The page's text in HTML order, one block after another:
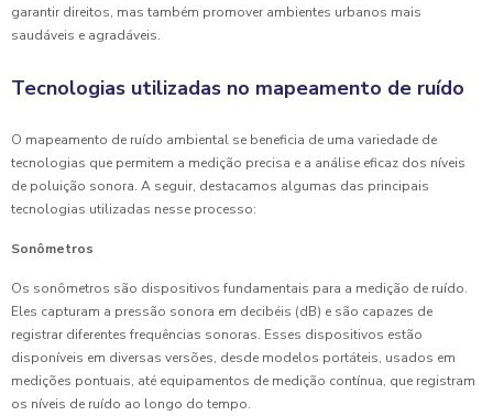
garantir direitos, mas também promover ambientes urbanos mais
saudáveis e agradáveis.
Tecnologias utilizadas no mapeamento de ruído
O mapeamento de ruído ambiental se beneficia de uma variedade de
tecnologias que permitem a medição precisa e a análise eficaz dos níveis
de poluição sonora. A seguir, destacamos algumas das principais
tecnologias utilizadas nesse processo:
Sonômetros
Os sonômetros são dispositivos fundamentais para a medição de ruído.
Eles capturam a pressão sonora em decibéis (dB) e são capazes de
registrar diferentes frequências sonoras. Esses dispositivos estão
disponíveis em diversas versões, desde modelos portáteis, usados em
medições pontuais, até equipamentos de medição contínua, que registram
os níveis de ruído ao longo do tempo.